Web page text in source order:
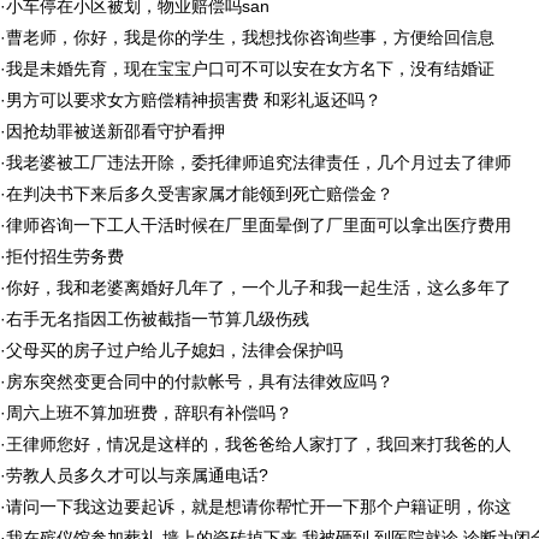
·小车停在小区被划，物业赔偿吗san
·曹老师，你好，我是你的学生，我想找你咨询些事，方便给回信息
·我是未婚先育，现在宝宝户口可不可以安在女方名下，没有结婚证
·男方可以要求女方赔偿精神损害费 和彩礼返还吗？
·因抢劫罪被送新邵看守护看押
·我老婆被工厂违法开除，委托律师追究法律责任，几个月过去了律师
·在判决书下来后多久受害家属才能领到死亡赔偿金？
·律师咨询一下工人干活时候在厂里面晕倒了厂里面可以拿出医疗费用
·拒付招生劳务费
·你好，我和老婆离婚好几年了，一个儿子和我一起生活，这么多年了
·右手无名指因工伤被截指一节算几级伤残
·父母买的房子过户给儿子媳妇，法律会保护吗
·房东突然变更合同中的付款帐号，具有法律效应吗？
·周六上班不算加班费，辞职有补偿吗？
·王律师您好，情况是这样的，我爸爸给人家打了，我回来打我爸的人
·劳教人员多久才可以与亲属通电话?
·请问一下我这边要起诉，就是想请你帮忙开一下那个户籍证明，你这